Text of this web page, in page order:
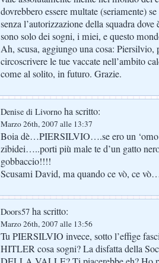
dovrebbero essere multate (seriamente)
senza l’autorizzazione della squadra
sono solo dei sogni, i miei, e questo
Ah, scusa, aggiungo una cosa:
circoscrivere le tue vaccate nell’ambito
come al solito, in futuro. Grazie.
Denise di Livorno ha scritto:
Marzo 26th, 2007 alle 13:37
Boia dè…PIERSILVIO….se ero un ‘omo
zibidei…..porti più male te d’un gatto
gobbaccio!!!!
Scusami David, ma quando ce vò, ce
Doors57 ha scritto:
Marzo 26th, 2007 alle 13:56
Tu PIERSILVIO invece, sotto l’effige
HITLER cosa sogni? La disfatta della